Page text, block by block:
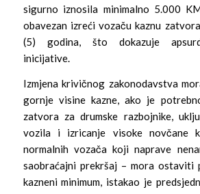
sigurno iznosila minimalno 5.000
obavezan izreći vozaču kaznu
(5) godina, što dokazuje
inicijative.
Izmjena krivičnog zakonodavstva
gornje visine kazne, ako je
zatvora za drumske razbojnike,
vozila i izricanje visoke novčane
normalnih vozača koji naprave
saobraćajni prekršaj – mora ostaviti
kazneni minimum, istakao je